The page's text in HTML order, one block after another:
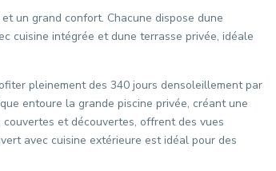
un grand confort. Chacune dispose dune
cuisine intégrée et dune terrasse privée, idéale
pleinement des 340 jours densoleillement par
entoure la grande piscine privée, créant une
et découvertes, offrent des vues
avec cuisine extérieure est idéal pour des